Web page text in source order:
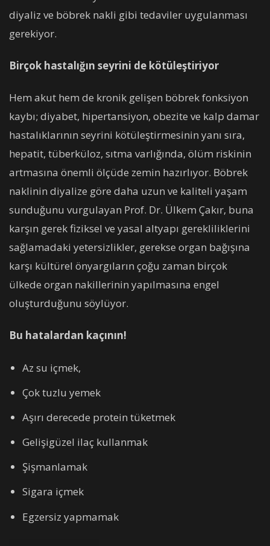
diyaliz ve böbrek nakli gibi tedaviler uygulanması
gerekiyor.
Birçok hastalığın seyrini de kötüleştiriyor
Hem akut hem de kronik gelişen böbrek fonksiyon
kaybı; diyabet, hipertansiyon, obezite ve kalp damar
hastalıklarının seyrini kötüleştirmesinin yanı sıra,
hepatit, tüberküloz, sıtma varlığında, ölüm riskinin
artmasına önemli ölçüde zemin hazırlıyor. Böbrek
naklinin diyalize göre daha uzun ve kaliteli yaşam
sunduğunu vurgulayan Prof. Dr. Ülkem Çakır, buna
karşın gerek fiziksel ve yasal altyapı gerekliliklerini
sağlamadaki yetersizlikler, gerekse organ bağışına
karşı kültürel önyargıların çoğu zaman birçok
ülkede organ nakillerinin yapılmasına engel
oluşturduğunu söylüyor.
Bu hatalardan kaçının!
Az su içmek,
Çok tuzlu yemek
Aşırı derecede protein tüketmek
Gelişigüzel ilaç kullanmak
Şişmanlamak
Sigara içmek
Egzersiz yapmamak